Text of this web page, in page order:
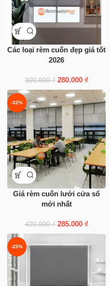
Các loại rèm cuốn đẹp giá tốt
2026
300.000₫ 280.000 ₫
-32%
Giá rèm cuốn lưới cửa sổ
mới nhất
420.000₫ 285.000 ₫
-25%